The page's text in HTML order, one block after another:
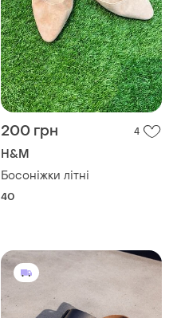
200 грн 4
H&M
Босоніжки літні
40